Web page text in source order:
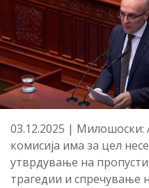
03.12.2025 | Милошоски:
комисија има за цел
утврдување на
трагедии и спречување